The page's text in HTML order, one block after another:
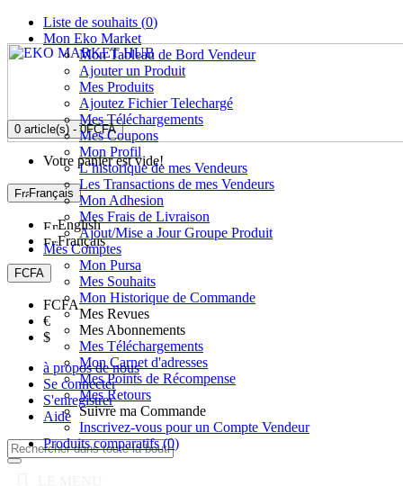
Liste de souhaits (0)
Mon Eko Market
Mon Tableau de Bord Vendeur
Ajouter un Produit
Mes Produits
Ajoutez Fichier Telechargé
Mes Téléchargements
Mes Coupons
Mon Profil
L’historique de mes Vendeurs
Les Transactions de mes Vendeurs
Mon Adhesion
Mes Frais de Livraison
Ajout/Mise a Jour Groupe Produit
Mes Comptes
Mon Pursa
Mes Souhaits
Mon Historique de Commande
Mes Revues
Mes Abonnements
Mes Téléchargements
Mon Carnet d'adresses
Mes Points de Récompense
Mes Retours
Suivre ma Commande
Inscrivez-vous pour un Compte Vendeur
Produits comparatifs (0)
0 article(s) - 0FCFA
Votre panier est vide!
Français
English
Français
FCFA
FCFA
€
$
à propos de nous
Se connecter
S'enregistrer
Aide